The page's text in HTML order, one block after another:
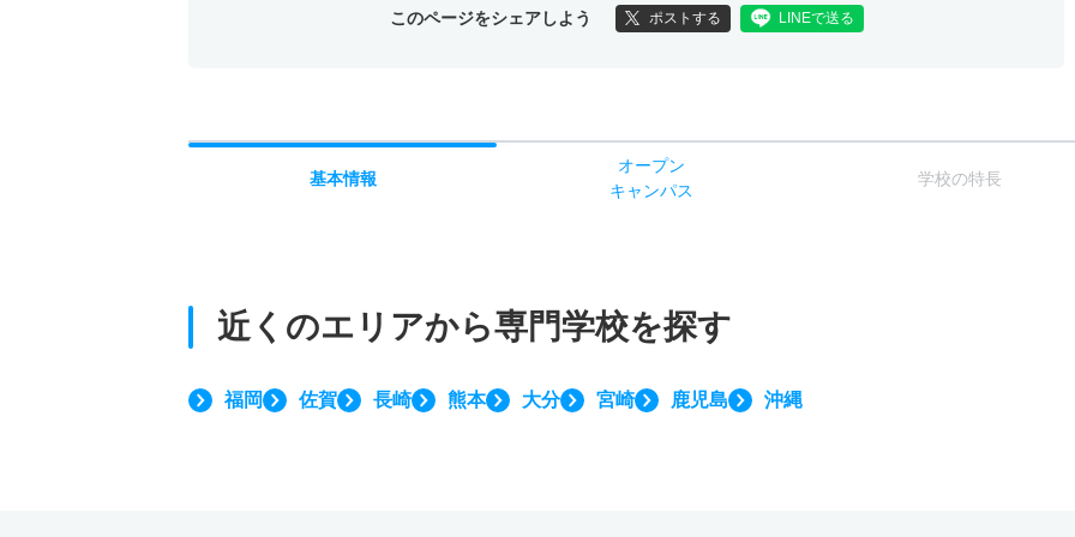
このページをシェアしよう ポストする LINEで送る
基本情報
オープン
キャンパス
学校の特長
近くのエリアから専門学校を探す
福岡 佐賀 長崎 熊本 大分 宮崎 鹿児島 沖縄